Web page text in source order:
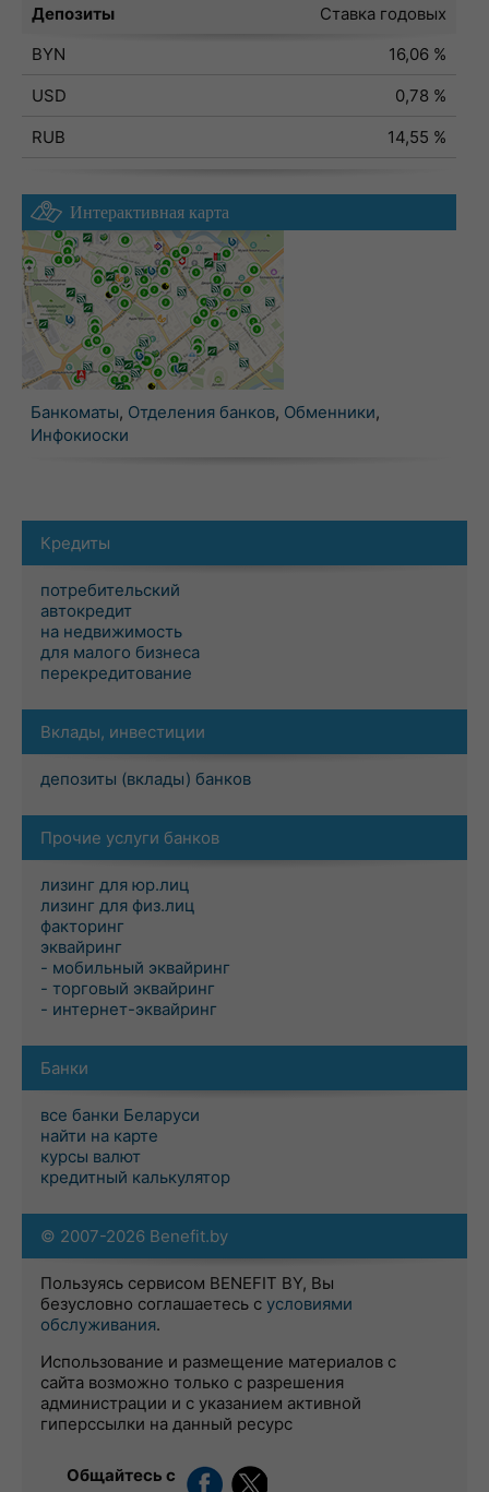
Депозиты
Ставка годовых
BYN
16,06 %
USD
0,78 %
RUB
14,55 %
Интерактивная карта
Банкоматы, Отделения банков, Обменники,
Инфокиоски
Кредиты
потребительский
автокредит
на недвижимость
для малого бизнеса
перекредитование
Вклады, инвестиции
депозиты (вклады) банков
Прочие услуги банков
лизинг для юр.лиц
лизинг для физ.лиц
факторинг
эквайринг
- мобильный эквайринг
- торговый эквайринг
- интернет-эквайринг
Банки
все банки Беларуси
найти на карте
курсы валют
кредитный калькулятор
© 2007-2026 Benefit.by
Пользуясь сервисом BENEFIT BY, Вы
безусловно соглашаетесь с условиями
обслуживания.
Использование и размещение материалов с
сайта возможно только с разрешения
администрации и с указанием активной
гиперссылки на данный ресурс
Общайтесь с